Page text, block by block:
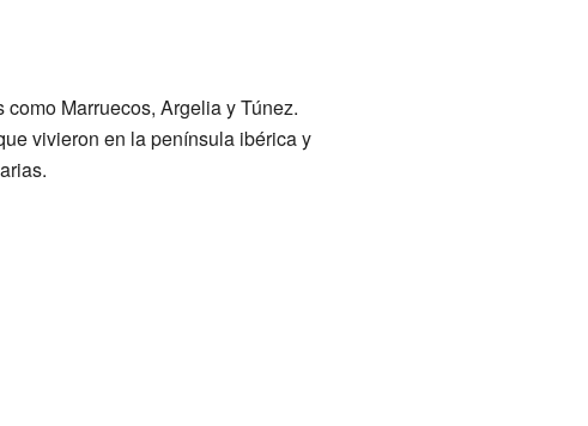
Marruecos, Argelia y Túnez.
vivieron en la península ibérica y